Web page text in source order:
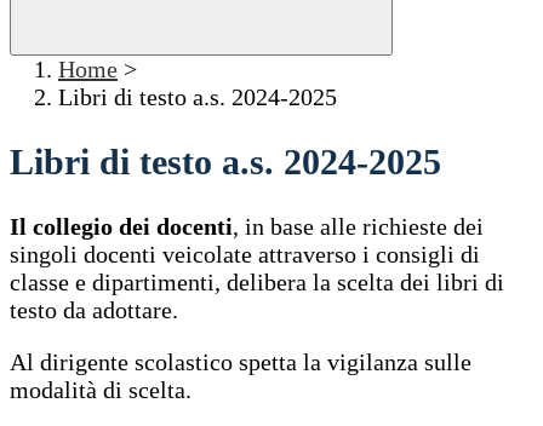
Home >
Libri di testo a.s. 2024-2025
Libri di testo a.s. 2024-2025
Il collegio dei docenti, in base alle richieste dei
singoli docenti veicolate attraverso i consigli di
classe e dipartimenti, delibera la scelta dei libri di
testo da adottare.
Al dirigente scolastico spetta la vigilanza sulle
modalità di scelta.